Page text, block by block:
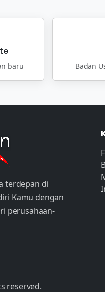
baru Badan
terdepan di
Kamu dengan
perusahaan-
reserved.